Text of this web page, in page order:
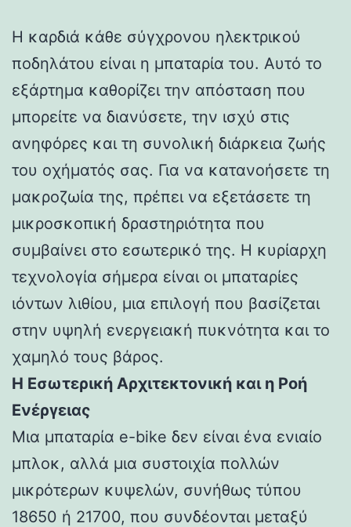
Η καρδιά κάθε σύγχρονου ηλεκτρικού
ποδηλάτου είναι η μπαταρία του. Αυτό το
εξάρτημα καθορίζει την απόσταση που
μπορείτε να διανύσετε, την ισχύ στις
ανηφόρες και τη συνολική διάρκεια ζωής
του οχήματός σας. Για να κατανοήσετε τη
μακροζωία της, πρέπει να εξετάσετε τη
μικροσκοπική δραστηριότητα που
συμβαίνει στο εσωτερικό της. Η κυρίαρχη
τεχνολογία σήμερα είναι οι μπαταρίες
ιόντων λιθίου, μια επιλογή που βασίζεται
στην υψηλή ενεργειακή πυκνότητα και το
χαμηλό τους βάρος.
Η Εσωτερική Αρχιτεκτονική και η Ροή
Ενέργειας
Μια μπαταρία e-bike δεν είναι ένα ενιαίο
μπλοκ, αλλά μια συστοιχία πολλών
μικρότερων κυψελών, συνήθως τύπου
18650 ή 21700, που συνδέονται μεταξύ